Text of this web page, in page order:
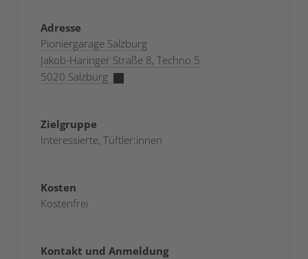
Adresse
Pioniergarage Salzburg
Jakob-Haringer Straße 8, Techno 5
5020 Salzburg
Zielgruppe
Interessierte, Tüftler:innen
Kosten
Kostenfrei
Kontakt und Anmeldung